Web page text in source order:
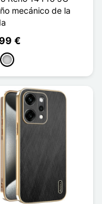
mecánico de la
€
Plata